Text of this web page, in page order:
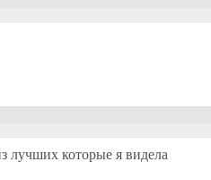
лучших которые я видела